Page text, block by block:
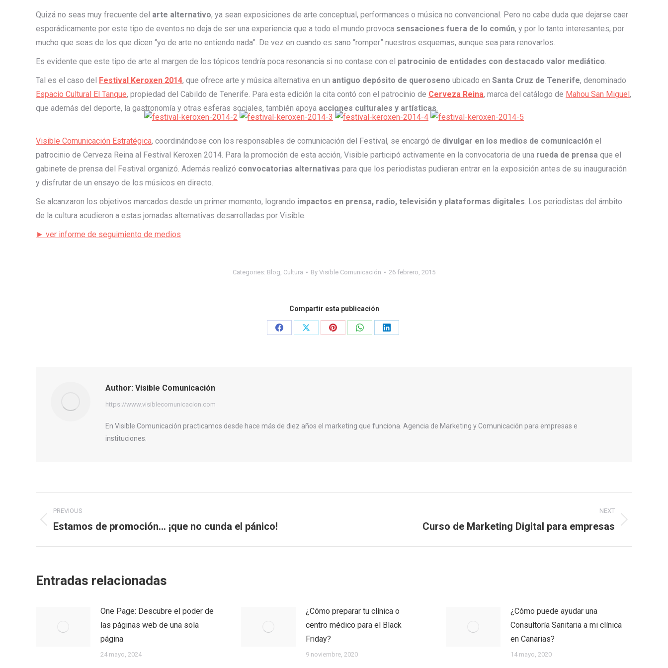
Quizá no seas muy frecuente del arte alternativo, ya sean exposiciones de arte conceptual, performances o música no convencional. Pero no cabe duda que dejarse caer
esporádicamente por este tipo de eventos no deja de ser una experiencia que a todo el mundo provoca sensaciones fuera de lo común, y por lo tanto interesantes, por
mucho que seas de los que dicen “yo de arte no entiendo nada”. De vez en cuando es sano “romper” nuestros esquemas, aunque sea para renovarlos.
Es evidente que este tipo de arte al margen de los tópicos tendría poca resonancia si no contase con el patrocinio de entidades con destacado valor mediático.
Tal es el caso del Festival Keroxen 2014, que ofrece arte y música alternativa en un antiguo depósito de queroseno ubicado en Santa Cruz de Tenerife, denominado
Espacio Cultural El Tanque, propiedad del Cabildo de Tenerife. Para esta edición la cita contó con el patrocinio de Cerveza Reina, marca del catálogo de Mahou San Miguel,
que además del deporte, la gastronomía y otras esferas sociales, también apoya acciones culturales y artísticas.
Visible Comunicación Estratégica, coordinándose con los responsables de comunicación del Festival, se encargó de divulgar en los medios de comunicación el
patrocinio de Cerveza Reina al Festival Keroxen 2014. Para la promoción de esta acción, Visible participó activamente en la convocatoria de una rueda de prensa que el
gabinete de prensa del Festival organizó. Además realizó convocatorias alternativas para que los periodistas pudieran entrar en la exposición antes de su inauguración
y disfrutar de un ensayo de los músicos en directo.
Se alcanzaron los objetivos marcados desde un primer momento, logrando impactos en prensa, radio, televisión y plataformas digitales. Los periodistas del ámbito
de la cultura acudieron a estas jornadas alternativas desarrolladas por Visible.
► ver informe de seguimiento de medios
Categories: Blog, Cultura By Visible Comunicación 26 febrero, 2015
Compartir esta publicación
Share
Share
Share
Share
Share
Author: Visible Comunicación
https://www.visiblecomunicacion.com
En Visible Comunicación practicamos desde hace más de diez años el marketing que funciona. Agencia de Marketing y Comunicación para empresas e
instituciones.
Post
navigation
PREVIOUS
Previous
Estamos de promoción… ¡que no cunda el pánico!
NEXT
Curso de Marketing Digital para empresas
Entradas relacionadas
One Page: Descubre el poder de
las páginas web de una sola
página
24 mayo, 2024
¿Cómo preparar tu clínica o
centro médico para el Black
Friday?
9 noviembre, 2020
¿Cómo puede ayudar una
Consultoría Sanitaria a mi clínica
en Canarias?
14 mayo, 2020